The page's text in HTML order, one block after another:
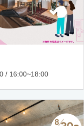
/ 16:00~18:00